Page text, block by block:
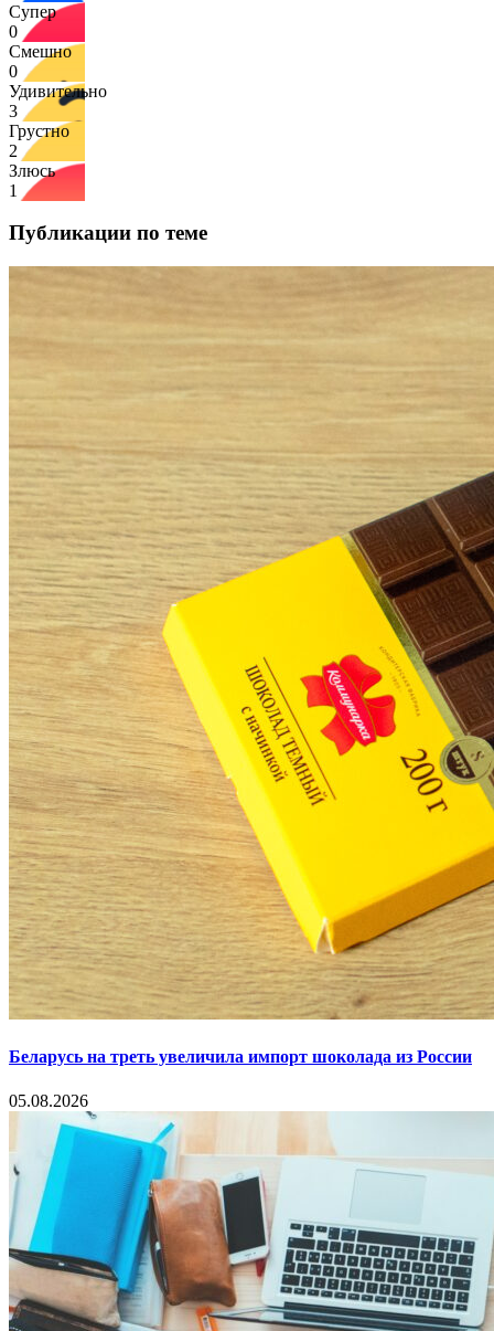
Супер
0
Смешно
0
Удивительно
3
Грустно
2
Злюсь
1
Публикации по теме
Беларусь на треть увеличила импорт шоколада из России
05.08.2026